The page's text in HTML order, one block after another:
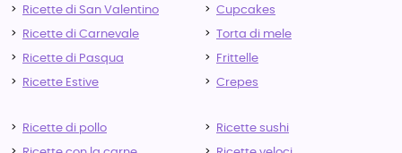
Ricette di San Valentino
Ricette di Carnevale
Ricette di Pasqua
Ricette Estive
Cupcakes
Torta di mele
Frittelle
Crepes
Ricette di pollo Ricette sushi